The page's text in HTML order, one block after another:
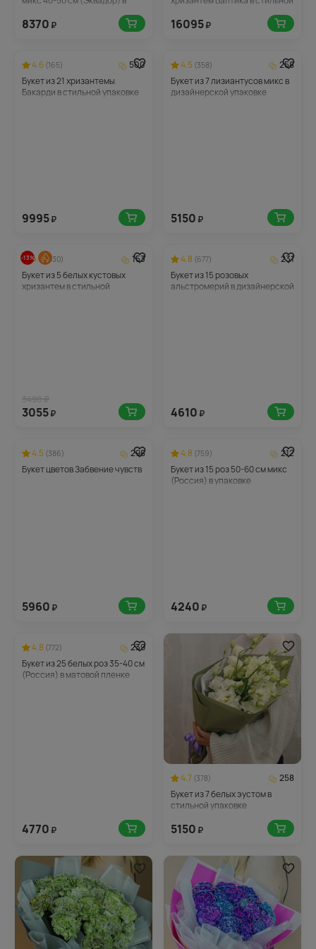
8370 ₽ 16095₽
4.6 (165)
500
Букет из 21 хризантемы
Бакарди в стильной упаковке
9995₽
4.5 (358)
258
Букет из 7 лизиантусов микс в
дизайнерской упаковке
5150 ₽
-13%4.6(530)
153
Букет из 5 белых кустовых
хризантем в стильной
3055₽
4.8 (677)
231
Букет из 15 розовых
альстромерий в дизайнерской
4610 ₽
4.5 (386)
298
Букет цветов Забвение чувств
5960 ₽
4.8 (759)
212
Букет из 15 роз 50-60 см микс
(Россия) в упаковке
4240 ₽
4.8 (772)
239
Букет из 25 белых роз 35-40 см
(Россия) в матовой пленке
4770 ₽
4.7 (378)
258
Букет из 7 белых эустом в
стильной упаковке
5150 ₽